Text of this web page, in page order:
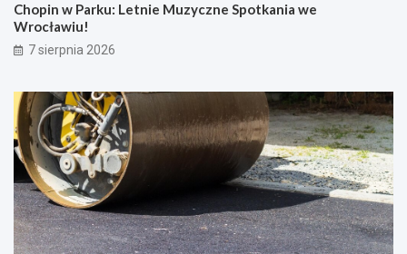
Chopin w Parku: Letnie Muzyczne Spotkania we
Wrocławiu!
7 sierpnia 2026